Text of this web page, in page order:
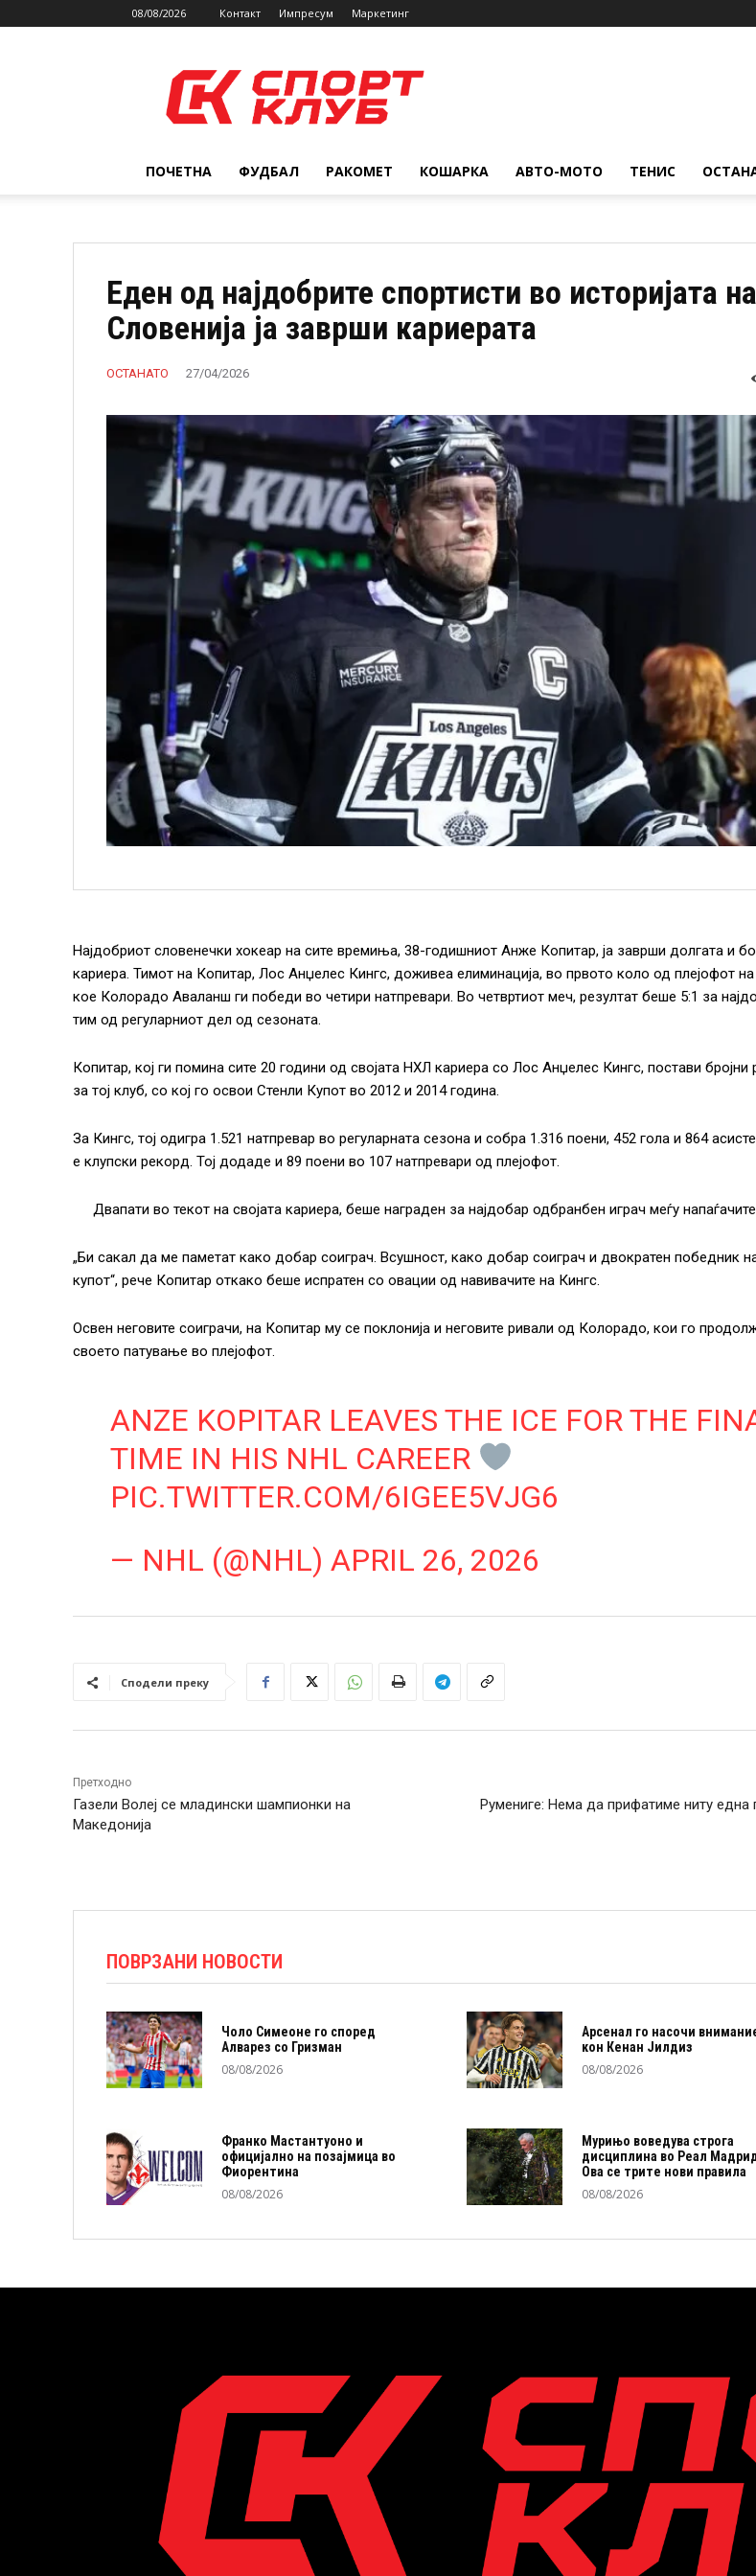
08/08/2026 Контакт Импресум Маркетинг
ПОЧЕТНА ФУДБАЛ РАКОМЕТ КОШАРКА АВТО-МОТО ТЕНИС
Еден од најдобрите спортисти во историјата на
Словенија ја заврши кариерата
ОСТАНАТО 27/04/2026
Најдобриот словенечки хокеар на сите времиња, 38-годишниот Анже Копитар, ја заврши долгата и
кариера. Тимот на Копитар, Лос Анџелес Кингс, доживеа елиминација, во првото коло од плејофот
кое Колорадо Аваланш ги победи во четири натпревари. Во четвртиот меч, резултат беше 5:1 за
тим од регуларниот дел од сезоната.
Копитар, кој ги помина сите 20 години од својата НХЛ кариера со Лос Анџелес Кингс, постави бројни
за тој клуб, со кој го освои Стенли Купот во 2012 и 2014 година.
За Кингс, тој одигра 1.521 натпревар во регуларната сезона и собра 1.316 поени, 452 гола и 864
е клупски рекорд. Тој додаде и 89 поени во 107 натпревари од плејофот.
Двапати во текот на својата кариера, беше награден за најдобар одбранбен играч меѓу
„Би сакал да ме паметат како добар соиграч. Всушност, како добар соиграч и двократен победник
купот“, рече Копитар откако беше испратен со овации од навивачите на Кингс.
Освен неговите соиграчи, на Копитар му се поклонија и неговите ривали од Колорадо, кои го
своето патување во плејофот.
ANZE KOPITAR LEAVES THE ICE FOR THE
TIME IN HIS NHL CAREER
PIC.TWITTER.COM/6IGEE5VJG6
— NHL (@NHL) APRIL 26, 2026
Сподели преку
Претходно
Газели Волеј се младински шампионки на
Македонија
Румениге: Нема да прифатиме ниту една
ПОВРЗАНИ НОВОСТИ
Чоло Симеоне го според
Алварез со Гризман
08/08/2026
Арсенал го насочи
кон Кенан Јилдиз
08/08/2026
Франко Мастантуоно и
официјално на позајмица во
Фиорентина
08/08/2026
Мурињо воведува строга
дисциплина во Реал
Ова се трите нови правила
08/08/2026